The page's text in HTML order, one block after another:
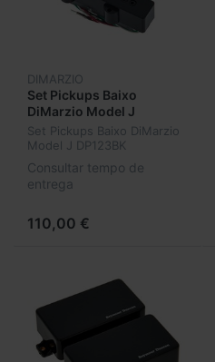
DIMARZIO
Set Pickups Baixo
DiMarzio Model J
DP123BK
Set Pickups Baixo DiMarzio
Model J DP123BK
Consultar tempo de
entrega
110,00 €